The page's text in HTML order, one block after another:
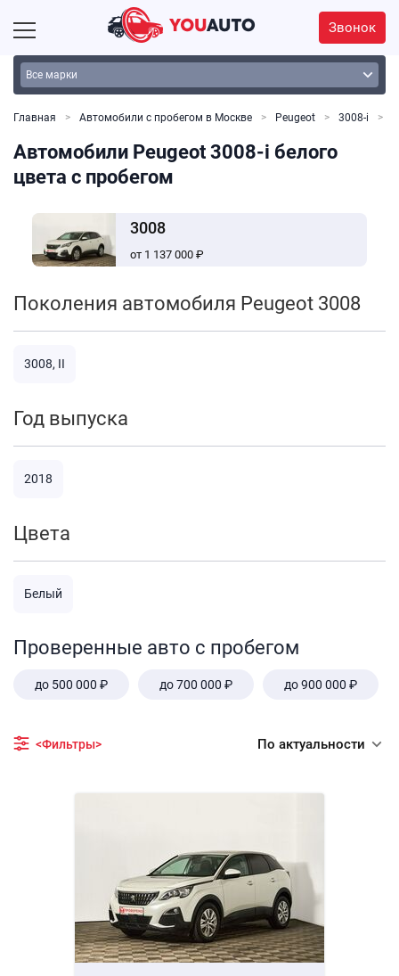
Звонок
Главная Автомобили с пробегом в Москве Peugeot 3008-i
Автомобили Peugeot 3008-i белого
цвета с пробегом
3008
от 1 137 000 ₽
Поколения автомобиля Peugeot 3008
3008, II
Год выпуска
2018
Цвета
Белый
Проверенные авто с пробегом
до 500 000 ₽ до 700 000 ₽ до 900 000 ₽
<Фильтры> По актуальности